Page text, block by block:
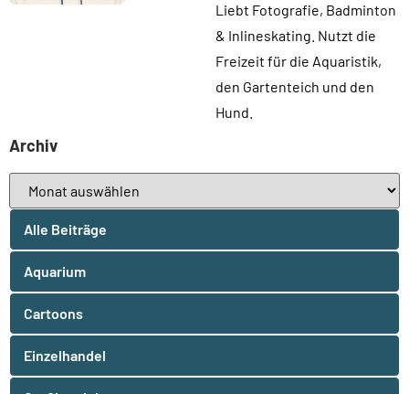
Liebt Fotografie, Badminton
& Inlineskating. Nutzt die
Freizeit für die Aquaristik,
den Gartenteich und den
Hund.
Archiv
Alle Beiträge
Aquarium
Cartoons
Einzelhandel